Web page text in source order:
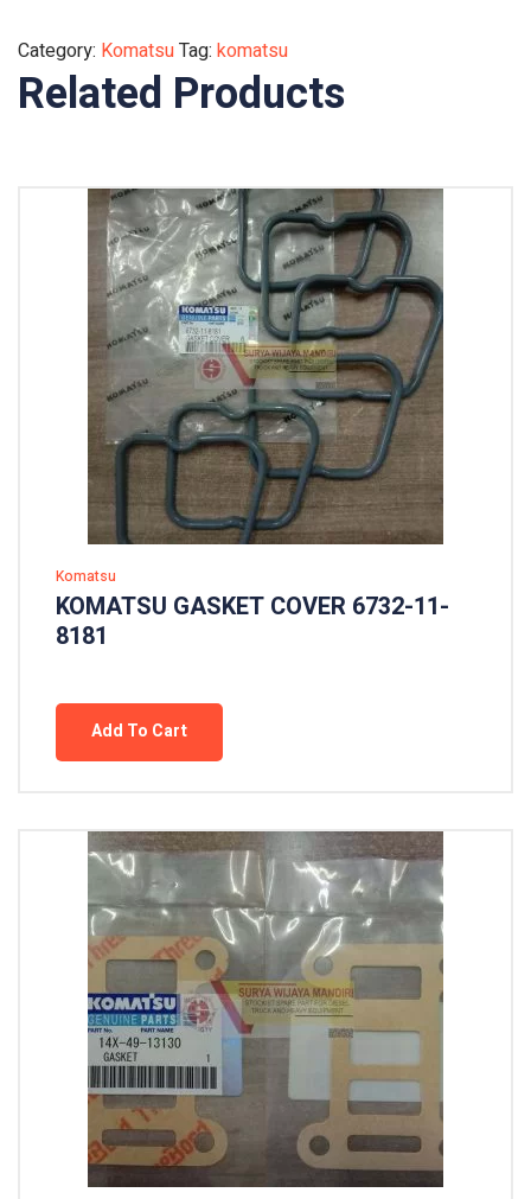
Category: KomatsuTag: komatsu
Related Products
Komatsu
KOMATSU GASKET COVER 6732-11-
8181
Add To Cart